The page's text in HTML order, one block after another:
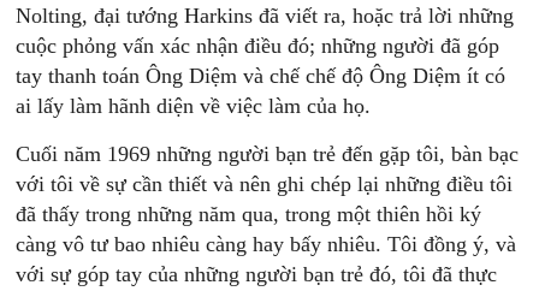
Nolting, đại tướng Harkins đã viết ra, hoặc trả lời những
cuộc phỏng vấn xác nhận điều đó; những người đã góp
tay thanh toán Ông Diệm và chế chế độ Ông Diệm ít có
ai lấy làm hãnh diện về việc làm của họ.
Cuối năm 1969 những người bạn trẻ đến gặp tôi, bàn bạc
với tôi về sự cần thiết và nên ghi chép lại những điều tôi
đã thấy trong những năm qua, trong một thiên hồi ký
càng vô tư bao nhiêu càng hay bấy nhiêu. Tôi đồng ý, và
với sự góp tay của những người bạn trẻ đó, tôi đã thực